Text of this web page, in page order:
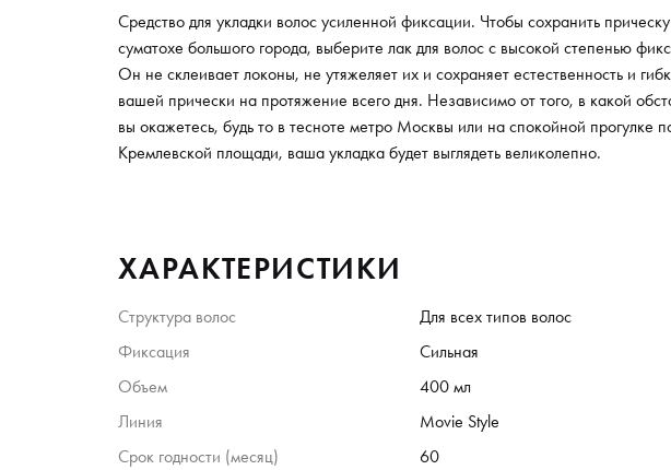
Средство для укладки волос усиленной фиксации. Чтобы сохранить
суматохе большого города, выберите лак для волос с высокой степенью
Он не склеивает локоны, не утяжеляет их и сохраняет естественность и
вашей прически на протяжение всего дня. Независимо от того, в какой
вы окажетесь, будь то в тесноте метро Москвы или на спокойной прогулке
Кремлевской площади, ваша укладка будет выглядеть великолепно.
ХАРАКТЕРИСТИКИ
Структура волос Для всех типов волос
Фиксация
Сильная
Объем
400 мл
Линия
Movie Style
Срок годности (месяц)
60